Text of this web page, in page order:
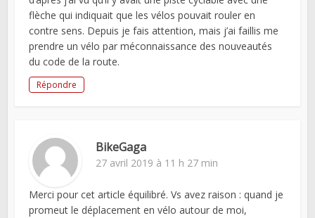
flèche qui indiquait que les vélos pouvait rouler en
contre sens. Depuis je fais attention, mais j’ai faillis me
prendre un vélo par méconnaissance des nouveautés
du code de la route.
Répondre
BikeGaga
27 avril 2019 à 11 h 27 min
Merci pour cet article équilibré. Vs avez raison : quand je
promeut le déplacement en vélo autour de moi,